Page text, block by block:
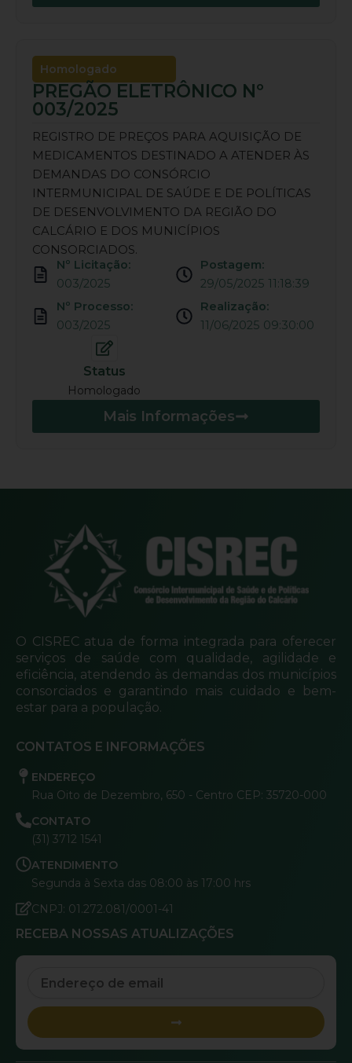
Homologado
PREGÃO ELETRÔNICO Nº
003/2025
REGISTRO DE PREÇOS PARA AQUISIÇÃO DE
MEDICAMENTOS DESTINADO A ATENDER ÀS
DEMANDAS DO CONSÓRCIO
INTERMUNICIPAL DE SAÚDE E DE POLÍTICAS
DE DESENVOLVIMENTO DA REGIÃO DO
CALCÁRIO E DOS MUNICÍPIOS
CONSORCIADOS.
Nº Licitação:
003/2025
Nº Processo:
003/2025
Postagem:
29/05/2025 11:18:39
Realização:
11/06/2025 09:30:00
Status
Homologado
Mais Informações
O CISREC atua de forma integrada para oferecer
serviços de saúde com qualidade, agilidade e
eficiência, atendendo às demandas dos municípios
consorciados e garantindo mais cuidado e bem-
estar para a população.
CONTATOS E INFORMAÇÕES
ENDEREÇO
Rua Oito de Dezembro, 650 - Centro CEP: 35720-000
CONTATO
(31) 3712 1541
ATENDIMENTO
Segunda à Sexta das 08:00 às 17:00 hrs
CNPJ: 01.272.081/0001-41
RECEBA NOSSAS ATUALIZAÇÕES
Submit